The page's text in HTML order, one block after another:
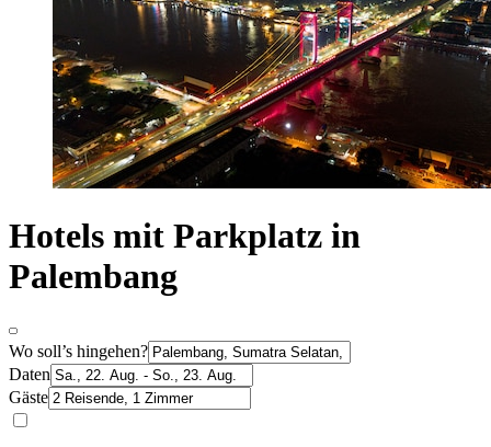
Hotels mit Parkplatz in
Palembang
Wo soll’s hingehen?
Daten
Gäste